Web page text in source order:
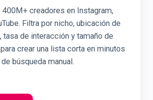
400M+ creadores en Instagram,
Filtra por nicho, ubicación de
tasa de interacción y tamaño de
crear una lista corta en minutos
búsqueda manual.